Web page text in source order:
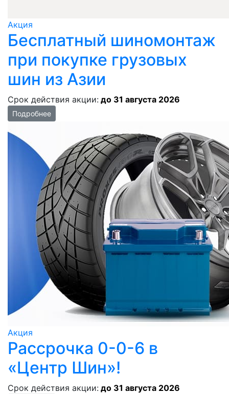
Акция
Бесплатный шиномонтаж
при покупке грузовых
шин из Азии
Срок действия акции: до 31 августа 2026
Подробнее
Акция
Рассрочка 0-0-6 в
«Центр Шин»!
Срок действия акции: до 31 августа 2026